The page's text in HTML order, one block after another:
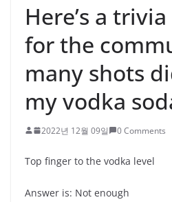
Here’s a
for the
many shots
my vodka
2022년 12월 09일 0 Comments
Top finger to the vodka level
Answer is: Not enough